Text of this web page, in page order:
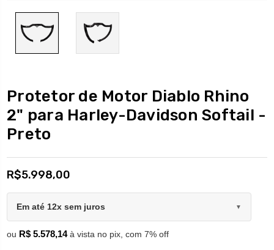
Protetor de Motor Diablo Rhino
2" para Harley-Davidson Softail -
Preto
R$5.998,00
Em até 12x sem juros ▼
ou R$ 5.578,14à vista no pix, com 7% off